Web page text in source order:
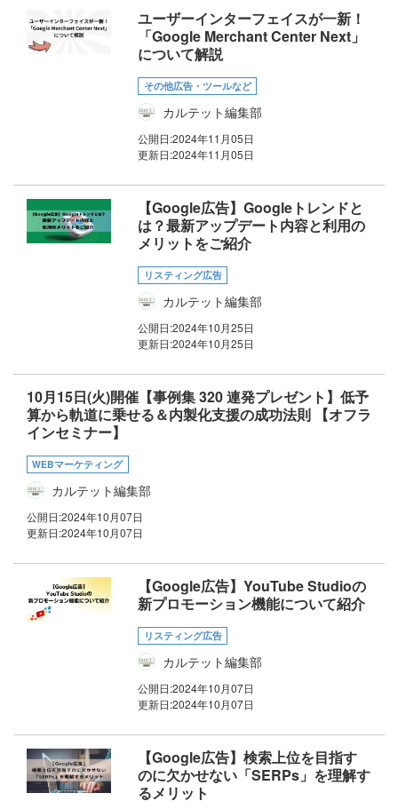
ユーザーインターフェイスが一新！
「Google Merchant Center Next」
について解説
その他広告・ツールなど
カルテット編集部
公開日:2024年11月05日
更新日:2024年11月05日
【Google広告】Googleトレンドと
は？最新アップデート内容と利用の
メリットをご紹介
リスティング広告
カルテット編集部
公開日:2024年10月25日
更新日:2024年10月25日
10月15日(火)開催【事例集 320 連発プレゼント】低予
算から軌道に乗せる＆内製化支援の成功法則 【オフラ
インセミナー】
WEBマーケティング
カルテット編集部
公開日:2024年10月07日
更新日:2024年10月07日
【Google広告】YouTube Studioの
新プロモーション機能について紹介
リスティング広告
カルテット編集部
公開日:2024年10月07日
更新日:2024年10月07日
【Google広告】検索上位を目指す
のに欠かせない「SERPs」を理解す
るメリット